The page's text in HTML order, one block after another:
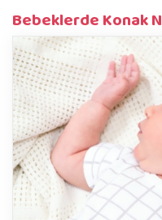
Bebeklerde Konak